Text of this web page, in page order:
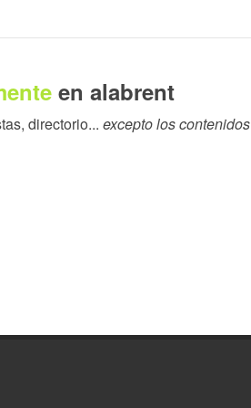
en alabrent
directorio... excepto los contenidos